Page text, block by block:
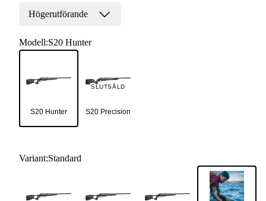
Högerutförande
Modell:S20 Hunter
S20 Hunter S20 Precision
SLUTSÅLD
Variant:Standard